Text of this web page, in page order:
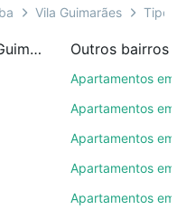
corretores e
favoritos. Você
quantidade de
de garagem para
Vila Guimarães Tipo
Mais apartamentos em Vila Guimarães Outros bairros
Apartamentos em
Apartamentos em
Apartamentos em
Apartamentos em
Apartamentos em